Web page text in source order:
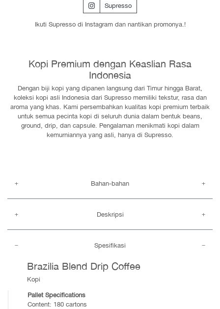
Supresso
Ikuti Supresso di Instagram dan nantikan promonya.!
Kopi Premium dengan Keaslian Rasa
Indonesia
Dengan biji kopi yang dipanen langsung dari Timur hingga Barat,
koleksi kopi asli Indonesia dari Supresso memiliki tekstur, rasa dan
aroma yang khas. Kami persembahkan kualitas kopi premium terbaik
untuk semua pecinta kopi di seluruh dunia dalam bentuk beans,
ground, drip, dan capsule. Pengalaman menikmati kopi dalam
kemurniannya yang asli, hanya di Supresso.
Bahan-bahan
Deskripsi
Spesifikasi
Brazilia Blend Drip Coffee
Kopi
Pallet Specifications
Content: 180 cartons